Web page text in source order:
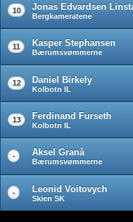
10 Jonas Edvardsen
Bergkameratene
11 Kasper Stephansen
Bærumsvømmerne
12 Daniel Birkely
Kolbotn IL
13 Ferdinand Furseth
Kolbotn IL
- Aksel Granå
Bærumsvømmerne
- Leonid Voitovych
Skien SK